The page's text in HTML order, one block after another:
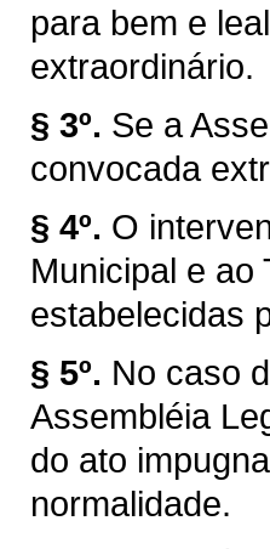
para bem e
extraordinário.
§ 3º. Se a
convocada
§ 4º. O
Municipal e ao
estabelecidas
§ 5º. No caso
Assembléia
do ato
normalidade.